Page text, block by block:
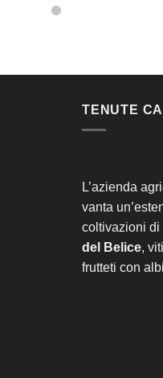
TENUTE
L’azienda
vanta
coltivazioni
del Belice,
frutteti con